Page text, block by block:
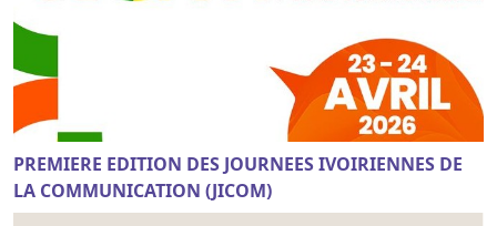
PREMIERE EDITION DES JOURNEES IVOIRIENNES DE
LA COMMUNICATION (JICOM)